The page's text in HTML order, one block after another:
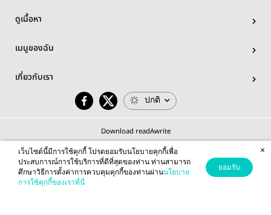
ดูเนื้อหา
เมนูของฉัน
เกี่ยวกับเรา
ปกติ
Download readAwrite
© 2026 readAwrite.com by MEB Corporation Public Company Limited
This site is protected by reCAPTCHA and the Google
เว็บไซต์นี้มีการใช้คุกกี้ โปรดยอมรับนโยบายคุกกี้เพื่อ
ประสบการณ์การใช้บริการที่ดีที่สุดของท่าน ท่านสามารถ
ศึกษาวิธีการตั้งค่าการควบคุมคุกกี้ของท่านผ่านนโยบาย
การใช้คุกกี้ของเราที่นี่
ยอมรับ
×